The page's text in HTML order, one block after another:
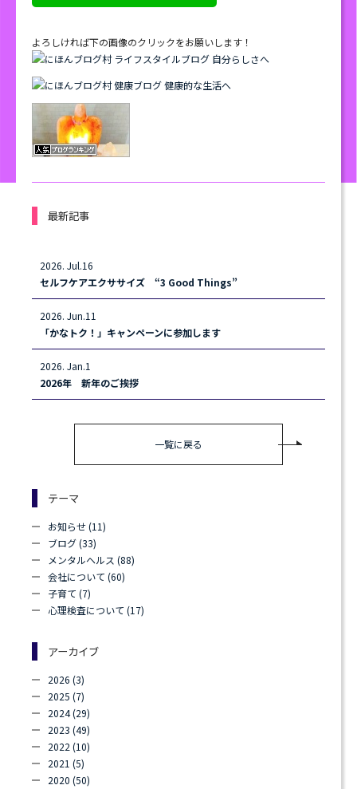
よろしければ下の画像のクリックをお願いします！
最新記事
2026. Jul.16
セルフケアエクササイズ “3 Good Things”
2026. Jun.11
「かなトク！」キャンペーンに参加します
2026. Jan.1
2026年 新年のご挨拶
一覧に戻る
テーマ
お知らせ (11)
ブログ (33)
メンタルヘルス (88)
会社について (60)
子育て (7)
心理検査について (17)
アーカイブ
2026 (3)
2025 (7)
2024 (29)
2023 (49)
2022 (10)
2021 (5)
2020 (50)